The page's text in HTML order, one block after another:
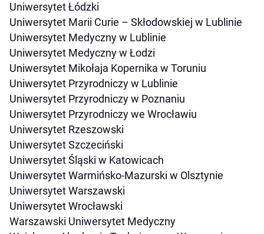
Uniwersytet Łódzki
Uniwersytet Marii Curie – Skłodowskiej w Lublinie
Uniwersytet Medyczny w Lublinie
Uniwersytet Medyczny w Łodzi
Uniwersytet Mikołaja Kopernika w Toruniu
Uniwersytet Przyrodniczy w Lublinie
Uniwersytet Przyrodniczy w Poznaniu
Uniwersytet Przyrodniczy we Wrocławiu
Uniwersytet Rzeszowski
Uniwersytet Szczeciński
Uniwersytet Śląski w Katowicach
Uniwersytet Warmińsko-Mazurski w Olsztynie
Uniwersytet Warszawski
Uniwersytet Wrocławski
Warszawski Uniwersytet Medyczny